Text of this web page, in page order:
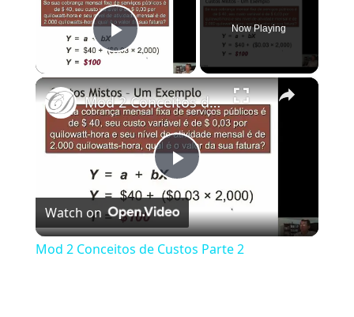
Play Video
Now Playing
×
Play Video
Mod 2 Conceitos de Custos Parte 2
Watch on
Mod 2 Conceitos de Custos Parte 2